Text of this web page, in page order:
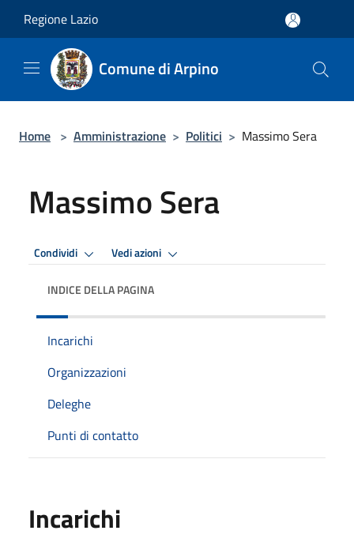
Regione Lazio
Comune di Arpino
Home > Amministrazione > Politici > Massimo Sera
Massimo Sera
Condividi Vedi azioni
INDICE DELLA PAGINA
Incarichi
Organizzazioni
Deleghe
Punti di contatto
Incarichi